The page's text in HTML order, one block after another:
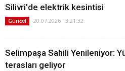
Silivri'de elektrik kesintisi
Güncel 20.07.2026 13:21:32
Selimpaşa Sahili Yenileniyor:
terasları geliyor